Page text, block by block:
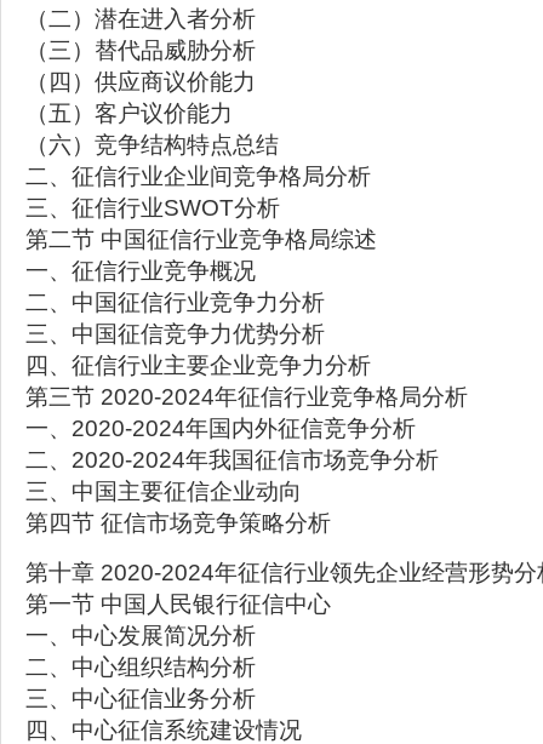
（二）潜在进入者分析
（三）替代品威胁分析
（四）供应商议价能力
（五）客户议价能力
（六）竞争结构特点总结
二、征信行业企业间竞争格局分析
三、征信行业SWOT分析
第二节 中国征信行业竞争格局综述
一、征信行业竞争概况
二、中国征信行业竞争力分析
三、中国征信竞争力优势分析
四、征信行业主要企业竞争力分析
第三节 2020-2024年征信行业竞争格局分析
一、2020-2024年国内外征信竞争分析
二、2020-2024年我国征信市场竞争分析
三、中国主要征信企业动向
第四节 征信市场竞争策略分析
第十章 2020-2024年征信行业领先企业经营形势分
第一节 中国人民银行征信中心
一、中心发展简况分析
二、中心组织结构分析
三、中心征信业务分析
四、中心征信系统建设情况